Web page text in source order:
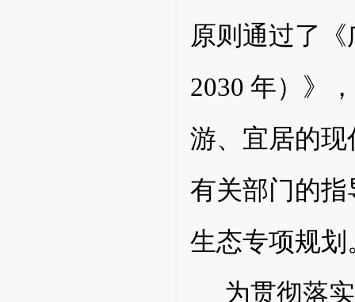
原则通过了
2030 年）》
游、宜居的
有关部门的
生态专项规划
为贯彻落